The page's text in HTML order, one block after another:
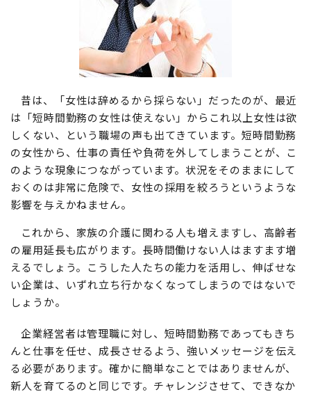
昔は、「女性は辞めるから採らない」だったのが、最近
は「短時間勤務の女性は使えない」からこれ以上女性は欲
しくない、という職場の声も出てきています。短時間勤務
の女性から、仕事の責任や負荷を外してしまうことが、こ
のような現象につながっています。状況をそのままにして
おくのは非常に危険で、女性の採用を絞ろうというような
影響を与えかねません。
これから、家族の介護に関わる人も増えますし、高齢者
の雇用延長も広がります。長時間働けない人はますます増
えるでしょう。こうした人たちの能力を活用し、伸ばせな
い企業は、いずれ立ち行かなくなってしまうのではないで
しょうか。
企業経営者は管理職に対し、短時間勤務であってもきち
んと仕事を任せ、成長させるよう、強いメッセージを伝え
る必要があります。確かに簡単なことではありませんが、
新人を育てるのと同じです。チャレンジさせて、できなか